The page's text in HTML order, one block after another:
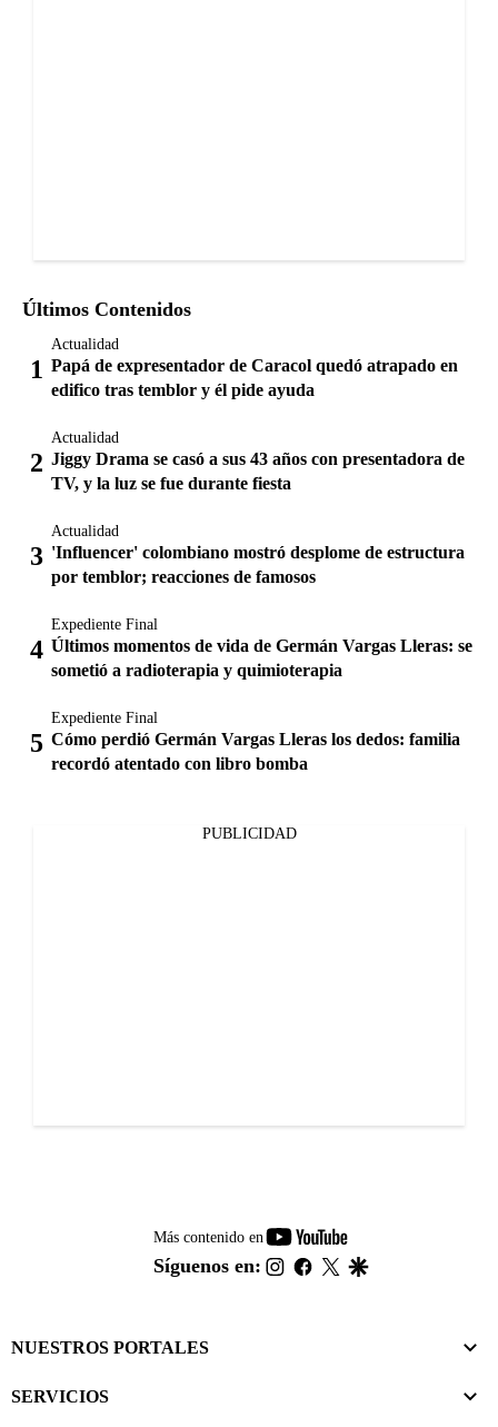
Últimos Contenidos
Actualidad
Papá de expresentador de Caracol quedó atrapado en
edifico tras temblor y él pide ayuda
Actualidad
Jiggy Drama se casó a sus 43 años con presentadora de
TV, y la luz se fue durante fiesta
Actualidad
'Influencer' colombiano mostró desplome de estructura
por temblor; reacciones de famosos
Expediente Final
Últimos momentos de vida de Germán Vargas Lleras: se
sometió a radioterapia y quimioterapia
Expediente Final
Cómo perdió Germán Vargas Lleras los dedos: familia
recordó atentado con libro bomba
PUBLICIDAD
Más contenido en
youtube-
footer
Síguenos en: instagram
facebook
twitter
NUESTROS PORTALES
SERVICIOS